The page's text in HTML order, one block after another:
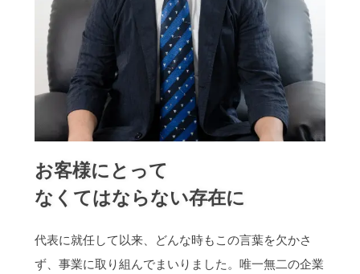
お客様にとって
なくてはならない存在に
代表に就任して以来、どんな時もこの言葉を欠かさ
ず、事業に取り組んでまいりました。唯一無二の企業